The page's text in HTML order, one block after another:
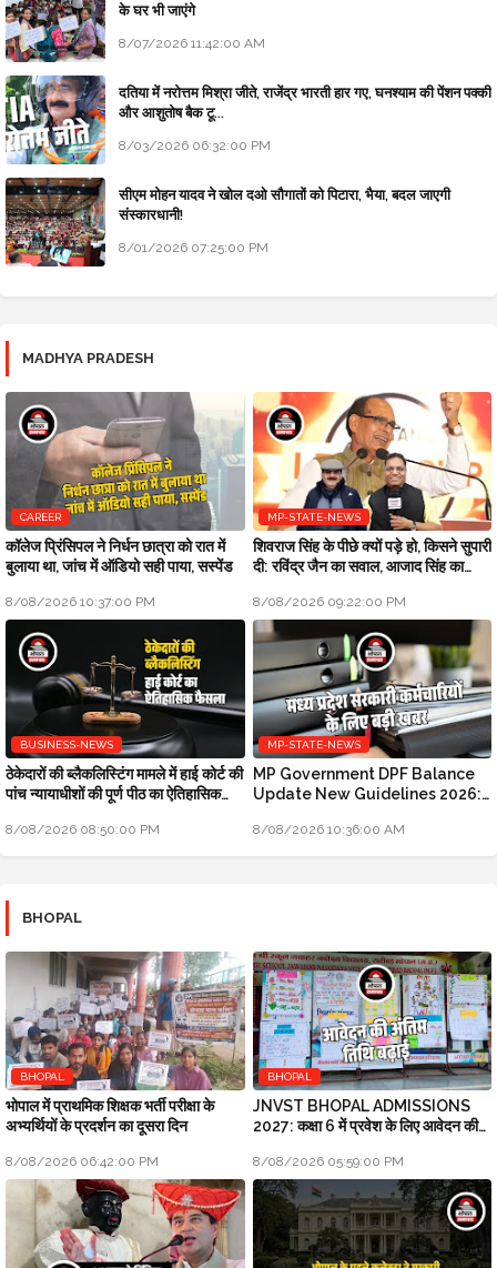
के घर भी जाएंगे
8/07/2026 11:42:00 AM
दतिया में नरोत्तम मिश्रा जीते, राजेंद्र भारती हार गए, घनश्याम की पेंशन पक्की
और आशुतोष बैक टू...
8/03/2026 06:32:00 PM
सीएम मोहन यादव ने खोल दओ सौगातों को पिटारा, भैया, बदल जाएगी
संस्कारधानी!
8/01/2026 07:25:00 PM
MADHYA PRADESH
CAREER
कॉलेज प्रिंसिपल ने निर्धन छात्रा को रात में
बुलाया था, जांच में ऑडियो सही पाया, सस्पेंड
8/08/2026 10:37:00 PM
MP-STATE-NEWS
शिवराज सिंह के पीछे क्यों पड़े हो, किसने सुपारी
दी: रविंद्र जैन का सवाल, आजाद सिंह का
8/08/2026 09:22:00 PM
BUSINESS-NEWS
ठेकेदारों की ब्लैकलिस्टिंग मामले में हाई कोर्ट की
पांच न्यायाधीशों की पूर्ण पीठ का ऐतिहासिक
8/08/2026 08:50:00 PM
MP-STATE-NEWS
MP Government DPF Balance
Update New Guidelines 2026:
खबर
8/08/2026 10:36:00 AM
BHOPAL
BHOPAL
भोपाल में प्राथमिक शिक्षक भर्ती परीक्षा के
अभ्यर्थियों के प्रदर्शन का दूसरा दिन
8/08/2026 06:42:00 PM
BHOPAL
JNVST BHOPAL ADMISSIONS
2027: कक्षा 6 में प्रवेश के लिए आवेदन की
8/08/2026 05:59:00 PM